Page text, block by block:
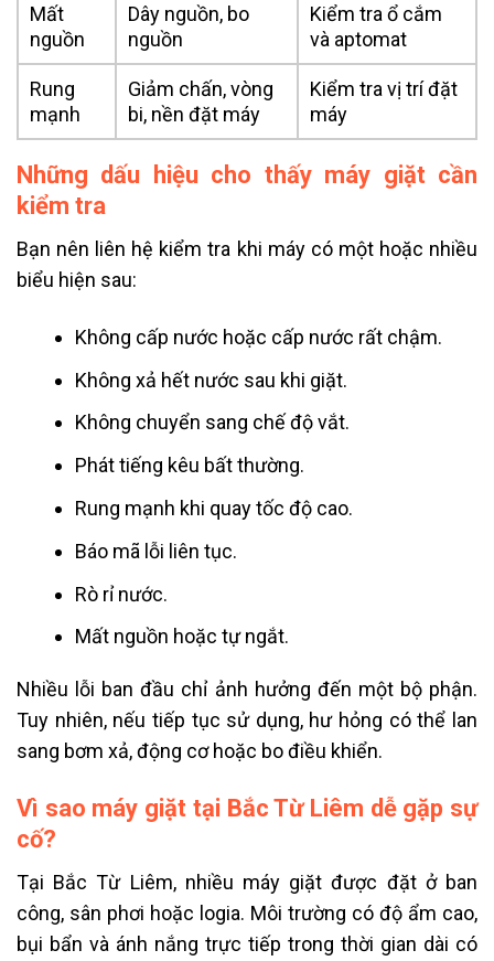
Mất
nguồn
Dây nguồn, bo
nguồn
Kiểm tra ổ cắm
và aptomat
Rung
mạnh
Giảm chấn, vòng
bi, nền đặt máy
Kiểm tra vị trí đặt
máy
Những dấu hiệu cho thấy máy giặt cần
kiểm tra
Bạn nên liên hệ kiểm tra khi máy có một hoặc nhiều
biểu hiện sau:
Không cấp nước hoặc cấp nước rất chậm.
Không xả hết nước sau khi giặt.
Không chuyển sang chế độ vắt.
Phát tiếng kêu bất thường.
Rung mạnh khi quay tốc độ cao.
Báo mã lỗi liên tục.
Rò rỉ nước.
Mất nguồn hoặc tự ngắt.
Nhiều lỗi ban đầu chỉ ảnh hưởng đến một bộ phận.
Tuy nhiên, nếu tiếp tục sử dụng, hư hỏng có thể lan
sang bơm xả, động cơ hoặc bo điều khiển.
Vì sao máy giặt tại Bắc Từ Liêm dễ gặp sự
cố?
Tại Bắc Từ Liêm, nhiều máy giặt được đặt ở ban
công, sân phơi hoặc logia. Môi trường có độ ẩm cao,
bụi bẩn và ánh nắng trực tiếp trong thời gian dài có